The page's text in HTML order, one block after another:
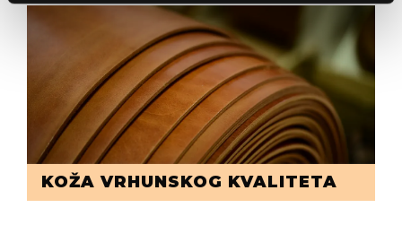
KOŽA VRHUNSKOG KVALITETA